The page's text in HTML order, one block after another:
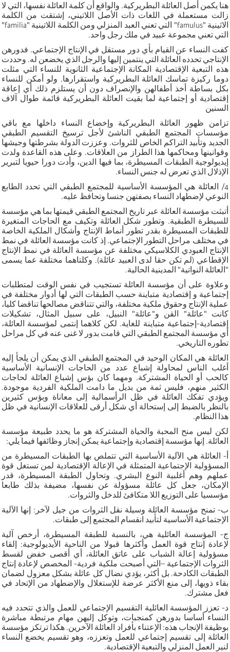
هنا يكمن أصل العائلة البطريركية. والواقع أن كلمة العائلة نفسها، التي لا
زالت مستعملة في اللغات ذات الأصل اللاتيني، إشتقت من الكلمة
الاثينية "famulus" التي تعني العبد المنزلي ومن الكلمة اللاتينية "familia"
التي تعني مجموعة عبيد في ملك رجل واحد.
كفت النساء عن القيام بأي دور مستقل في الإنتاج الإجتماعي. فدورهن
الإنتاجي تحدده العائلة التي ينتمين إليها والرجل الذي يخضعن له. وحددت
هذه التبعية الإقتصادية المكانة الإجتماعية الثانوية للنساء التي مثلت
دوما ركيزة تماسك العائلة البطريركية واستقرارها. ولو أمكن للنساء
بكل بساطة أخذ أطفالهن والإنصراف دون أن يستلزم ذلك أي إعاقة
إقتصادية أو إجتماعية لما بقيت العائلة البطريركية قائمة طوال آلاف
السنين
تزامن ظهور العائلة البطريركية وإخضاع النساء داخلها مع باقي
مؤسسات المجتمع الطبقي الناشئ لأجل ترسيخ التقسيم الطبقي
الجديد وتأبيد التراكم الخاص للثروات. وعززت الدولة بشرطتها وجيشها
وقوانينها ومحاكمها هذا الطراز من العلاقات. وعلى هذه القاعدة ولدت
إيديولوجية الطبقات المسيطرة، بما فيها الدين، وأدت دورا حيويا لتبرير
الإذلال الذي تعرض له جنس النساء.
4/ العائلة هي المؤسسة الأساسية للمجتمع الطبقي التي تحدد الطابع
النوعي لإضطهاد النساء بصفتهن جنسا وتحافظ عليه.
أتبثت مؤسسة العائلة عبر تاريخ المجتمع الطبقي قيمتها بما هي مؤسسة
للسيطرة الطبقية. وتطور شكل العائلة وتكيف مع الحاجات المتغيرة
للطبقات المسيطرة بقدر تطور أنماط الإنتاج وأشكال الملكية الخاصة
في مختلف مراحل التطور الإجتماعي. إذ كانت مؤسسة العائلة في نمط
الإنتاج العبودي الكلاسيكي مختلفة عن مؤسسة العائلة في نمط الإنتاج
الإقطاعي (لم تكن حقا لدى العبيد عائلة). وكلتاهما مختلفة عما يسمى
"العائلة النواتية" المدينية الحالية.
وعلاوة على أن مؤسسة العائلة تستجيب في نفس الوقت لمتطلبات
إجتماعية و إقتصادية متباينة حسب الطبقات التي لها أدوار مختلفة في
عملية الإنتاج وحقوق ملكية مختلفة، والتي تتناقض مصالحها تناقضا كليا،
كانت "عائلة" القن و"عائلة" النبيل، على سبيل المثال، تشكيلات
إقتصادية-إجتماعية متباينة للغاية. لكن كلاهما إنتمى لمؤسسة العائلة،
أي مؤسسة المجتمع الطبقي التي قامت بدور لا غنى عنه في كل مراحل
تطوره التاريخي.
العائلة هي المكان الوحيد في المجتمع الطبقي الذي يمكن أن يلجأ إليه
أغلب الناس لمحاولة إشباع عدد من الحاجات الإنسانية الأساسية
كالحب أو الحياة المشتركة. ومهما كان بؤس إشباع العائلة لحاجات
الكثير منهم، فليس ثمة من بديل ما دامت الملكية الفردية موجودة.
ويؤدي تفكك العائلة في ظل الرأسمالية إلى معاناة وبؤس كثيرين
بالنظر بالضبط إلى إستحالة أي شكل أرقى للعلاقات الإنسانية في ظل
هذا النظام.
لكن ليس منح المحبة والحياة المشتركة هو ما يحدد طبيعة مؤسسة
العائلة. إنها مؤسسة إقتصادية وإجتماعية يمكن إنجاز وظائفها فيما يلي:
أ- العائلة هي الآلية الأساسية التي تتملص بها الطبقات المسيطرة من
المسؤولية الإجتماعية المتمثلة في الإعالة الإقتصادية لمن تستغل قوة
عملهم وهم أغلبية النوع البشري. وتحاول الطبقة المسيطرة، قدر
الإمكان، جعل كل عائلة مسؤولة عن نفسها، مضيفة بذلك طابعا
مؤسسيا على التوزيع اللا متكافئ للدخل والثروات.
ب- تمنح مؤسسة العائلة وسيلة نقل الثروات من جيل لآخر: إنها الآلية
الإجتماعية الأساسية لتأبيد انقسام المجتمع إلى طبقات.
ج- المؤسسة العائلية هي، بالنسبة للطبقة المسيطرة، أرخص آلية
لإعادة إنتاج قوة العمل وأكثرها قبولا من الناحية الأيديولوجية: إلقاء
مسؤولية إعالة الشباب على عاتق العائلة، أي أقصى خفض لقسط
الثروات الإجتماعية –التي أصبحت ملكية فردية- المخصص لإعادة إنتاج
الطبقات الكادحة. بل أكثر، يؤدي نضال كل عائلة بشكل معزول لضمان
بقاء ذويها، إلى منع الأكثر عرضة للإستغلال والإضطهاد من الإتحاد في
فعل مشترك.
د- تعزز المؤسسة العائلية التقسيم الإجتماعي للعمل والذي تتحدد فيه
النساء أساسا بدورهن كمنجبات، وتوكل إليهن مهام مرتبطة مباشرة
بوظيفة الإنجاب هذه: الإعتناء بأفراد العائلة الآخرين. هكذا ترتكز مؤسسة
العائلة إلى تقسيم إجتماعي للعمل وتعززه، وهو تقسيم يخضع النساء
لنير العمل المنزلي والتبعية الإقتصادية.